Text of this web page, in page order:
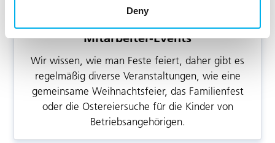
Deny
Mitarbeiter-Events
Wir wissen, wie man Feste feiert, daher gibt es
regelmäßig diverse Veranstaltungen, wie eine
gemeinsame Weihnachtsfeier, das Familienfest
oder die Ostereiersuche für die Kinder von
Betriebsangehörigen.